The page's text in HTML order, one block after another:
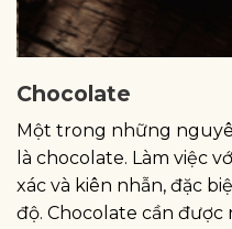
Chocolate
Một trong những
là chocolate. Làm việc
xác và kiên nhẫn, đặc
độ. Chocolate cần